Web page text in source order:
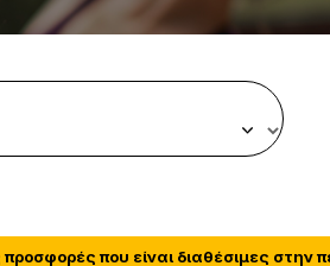
που είναι διαθέσιμες στην